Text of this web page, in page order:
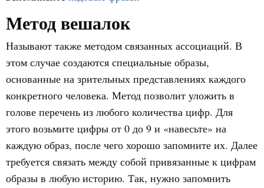
Метод вешалок
Называют также методом связанных ассоциаций. В
этом случае создаются специальные образы,
основанные на зрительных представлениях каждого
конкретного человека. Метод позволит уложить в
голове перечень из любого количества цифр. Для
этого возьмите цифры от 0 до 9 и «навесьте» на
каждую образ, после чего хорошо запомните их. Далее
требуется связать между собой привязанные к цифрам
образы в любую историю. Так, нужно запомнить